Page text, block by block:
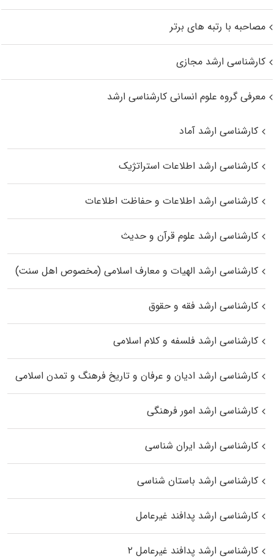
مصاحبه با رتبه های برتر
کارشناسی ارشد مجازی
معرفی گروه علوم انسانی کارشناسی ارشد
کارشناسی ارشد آماد
کارشناسی ارشد اطلاعات استراتژیک
کارشناسی ارشد اطلاعات و حفاظت اطلاعات
کارشناسی ارشد علوم قرآن و حدیث
کارشناسی ارشد الهیات و معارف اسلامی (مخصوص اهل سنت)
کارشناسی ارشد فقه و حقوق
کارشناسی ارشد فلسفه و کلام اسلامی
کارشناسی ارشد ادیان و عرفان و تاریخ فرهنگ و تمدن اسلامی
کارشناسی ارشد امور فرهنگی
کارشناسی ارشد ایران شناسی
کارشناسی ارشد باستان شناسی
کارشناسی ارشد پدافند غیرعامل
کارشناسی ارشد پدافند غیرعامل ۲